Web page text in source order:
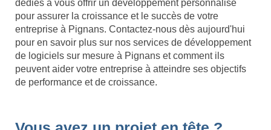
dédiés à vous offrir un développement personnalisé
pour assurer la croissance et le succès de votre
entreprise à Pignans. Contactez-nous dès aujourd'hui
pour en savoir plus sur nos services de développement
de logiciels sur mesure à Pignans et comment ils
peuvent aider votre entreprise à atteindre ses objectifs
de performance et de croissance.